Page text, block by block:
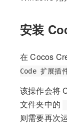
安装
在 Cocos
Code 扩展插
该操作会将
文件夹中的
则需要再次